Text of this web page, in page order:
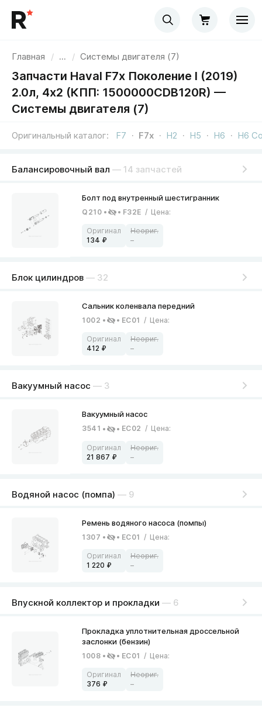
Главная / ... / Системы двигателя (7)
Запчасти Haval F7x Поколение I (2019)
2.0л, 4x2 (КПП: 1500000CDB120R) —
Системы двигателя (7)
Оригинальный каталог F7 F7x H2 H5 H6 H6
Балансировочный вал — 14 запчастей
Q210 F32E / Цена:
134 –
Блок цилиндров — 32
1002 EC01 / Цена:
412 –
Вакуумный насос — 3
3541 EC02 / Цена:
21 867 –
Водяной насос (помпа) — 9
1307 EC01 / Цена:
1 220 –
Впускной коллектор и прокладки — 6
1008 EC01 / Цена:
376 –